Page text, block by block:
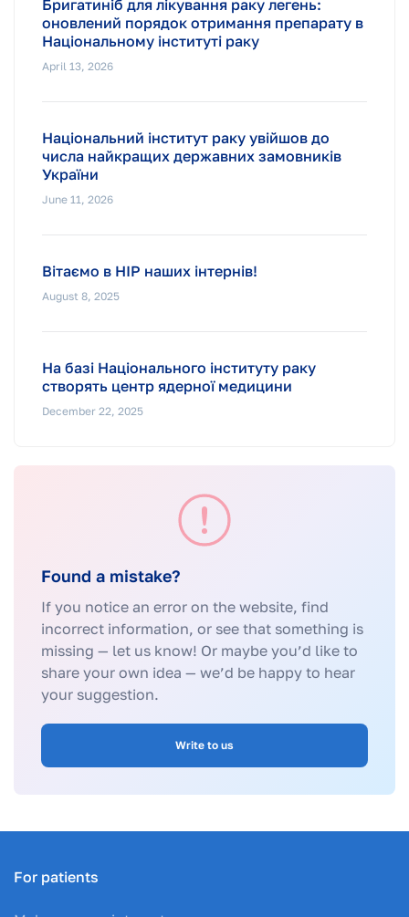
Бригатиніб для лікування раку легень:
оновлений порядок отримання препарату в
Національному інституті раку
April 13, 2026
Національний інститут раку увійшов до
числа найкращих державних замовників
України
June 11, 2026
Вітаємо в НІР наших інтернів!
August 8, 2025
На базі Національного інституту раку
створять центр ядерної медицини
December 22, 2025
Found a mistake?
If you notice an error on the website, find
incorrect information, or see that something is
missing — let us know! Or maybe you’d like to
share your own idea — we’d be happy to hear
your suggestion.
Write to us
For patients